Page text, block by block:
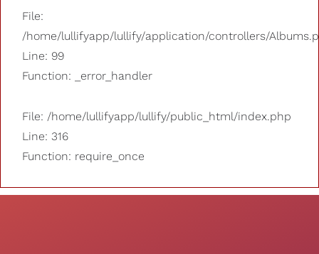
File:
/home/lullifyapp/lullify/application/controllers/
Line: 99
Function: _error_handler
File: /home/lullifyapp/lullify/public_html/index.php
Line: 316
Function: require_once